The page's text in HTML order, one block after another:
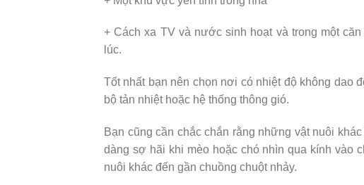
+ Cách xa TV và nước sinh hoạt và trong một
lúc.
Tốt nhất bạn nên chọn nơi có nhiệt độ không dao
bộ tản nhiệt hoặc hệ thống thông gió.
Bạn cũng cần chắc chắn rằng những vật nuôi
dàng sợ hãi khi mèo hoặc chó nhìn qua kính vào
nuôi khác đến gần chuồng chuột nhảy.